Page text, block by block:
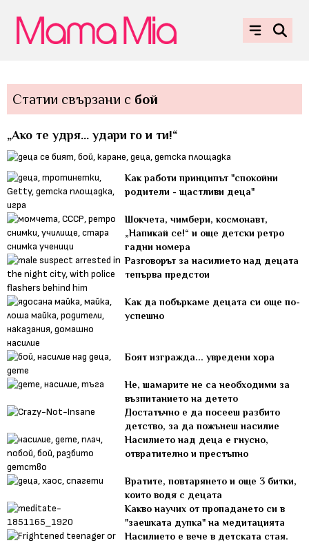
Статии свързани с бой
„Ако те удря... удари го и ти!“
Как работи принципът "спокойни
родители - щастливи деца"
Шокчета, чимбери, космонавт,
„Напикай се!“ и още детски ретро
гадни номера
Разговорът за насилието над децата
тепърва предстои
Как да побъркаме децата си още по-
успешно
Боят изгражда... увредени хора
Не, шамарите не са необходими за
възпитанието на детето
Достатъчно е да посееш разбито
детство, за да пожънеш насилие
Насилието над деца е гнусно,
отвратително и престъпно
Вратите, повтарянето и още 3 битки,
които водя с децата
Какво научих от пропадането си в
"заешката дупка" на медитацията
Насилието е вече в детската стая.